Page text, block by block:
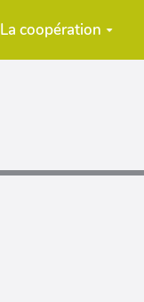
La coopération